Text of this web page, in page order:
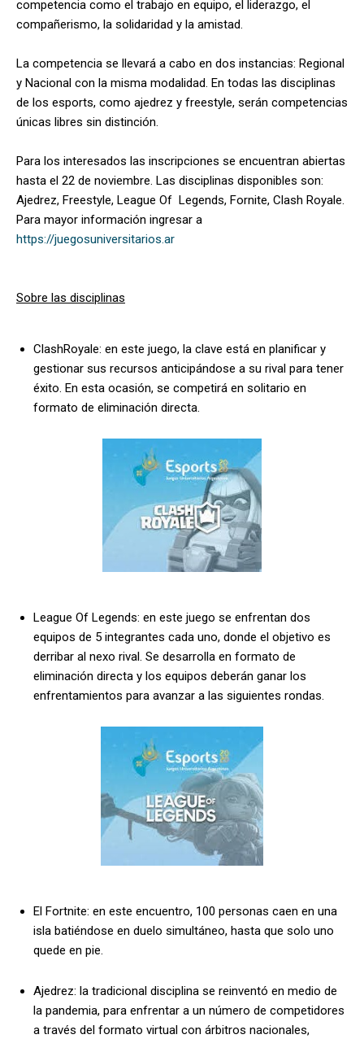
competencia como el trabajo en equipo, el liderazgo, el
compañerismo, la solidaridad y la amistad.
La competencia se llevará a cabo en dos instancias: Regional
y Nacional con la misma modalidad. En todas las disciplinas
de los esports, como ajedrez y freestyle, serán competencias
únicas libres sin distinción.
Para los interesados las inscripciones se encuentran abiertas
hasta el 22 de noviembre. Las disciplinas disponibles son:
Ajedrez, Freestyle, League Of Legends, Fornite, Clash Royale.
Para mayor información ingresar a
https://juegosuniversitarios.ar
Sobre las disciplinas
ClashRoyale: en este juego, la clave está en planificar y
gestionar sus recursos anticipándose a su rival para tener
éxito. En esta ocasión, se competirá en solitario en
formato de eliminación directa.
League Of Legends: en este juego se enfrentan dos
equipos de 5 integrantes cada uno, donde el objetivo es
derribar al nexo rival. Se desarrolla en formato de
eliminación directa y los equipos deberán ganar los
enfrentamientos para avanzar a las siguientes rondas.
El Fortnite: en este encuentro, 100 personas caen en una
isla batiéndose en duelo simultáneo, hasta que solo uno
quede en pie.
Ajedrez: la tradicional disciplina se reinventó en medio de
la pandemia, para enfrentar a un número de competidores
a través del formato virtual con árbitros nacionales,